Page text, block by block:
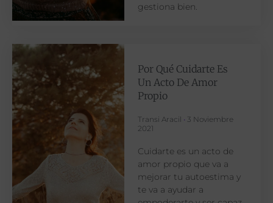
gestiona bien.
Por Qué Cuidarte Es
Un Acto De Amor
Propio
Transi Aracil
3 Noviembre
2021
Cuidarte es un acto de
amor propio que va a
mejorar tu autoestima y
te va a ayudar a